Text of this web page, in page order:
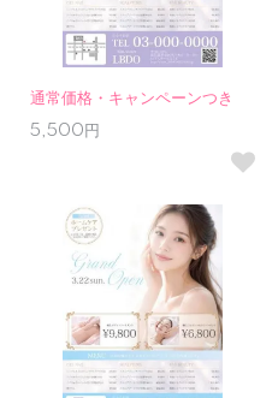
通常価格・キャンペーンつき
5,500円